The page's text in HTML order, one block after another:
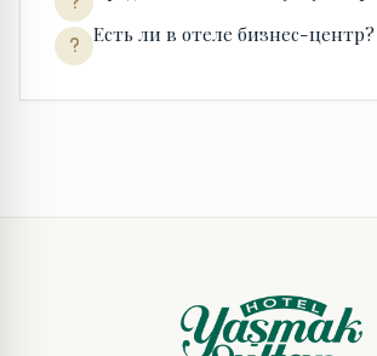
Есть ли в отеле бизнес-центр?